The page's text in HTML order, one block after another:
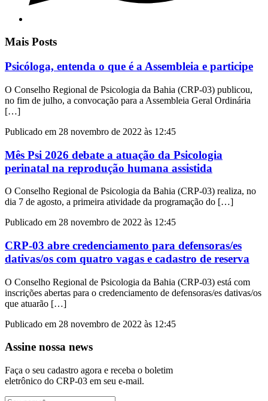
Mais Posts
Psicóloga, entenda o que é a Assembleia e participe
O Conselho Regional de Psicologia da Bahia (CRP-03) publicou,
no fim de julho, a convocação para a Assembleia Geral Ordinária
[…]
Publicado em 28 novembro de 2022 às 12:45
Mês Psi 2026 debate a atuação da Psicologia
perinatal na reprodução humana assistida
O Conselho Regional de Psicologia da Bahia (CRP-03) realiza, no
dia 7 de agosto, a primeira atividade da programação do […]
Publicado em 28 novembro de 2022 às 12:45
CRP-03 abre credenciamento para defensoras/es
dativas/os com quatro vagas e cadastro de reserva
O Conselho Regional de Psicologia da Bahia (CRP-03) está com
inscrições abertas para o credenciamento de defensoras/es dativas/os
que atuarão […]
Publicado em 28 novembro de 2022 às 12:45
Assine nossa news
Faça o seu cadastro agora e receba o boletim
eletrônico do CRP-03 em seu e-mail.